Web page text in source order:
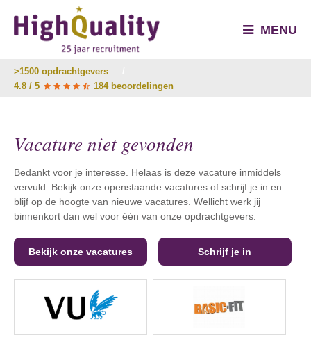
MENU
>1500 opdrachtgevers
4.8 / 5
184 beoordelingen
Vacature niet gevonden
Bedankt voor je interesse. Helaas is deze vacature inmiddels
vervuld. Bekijk onze openstaande vacatures of schrijf je in en
blijf op de hoogte van nieuwe vacatures. Wellicht werk jij
binnenkort dan wel voor één van onze opdrachtgevers.
Bekijk onze vacatures Schrijf je in